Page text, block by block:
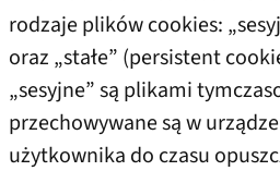
rodzaje plików cookies:
oraz „stałe” (persistent
„sesyjne” są plikami
przechowywane są w
użytkownika do czasu